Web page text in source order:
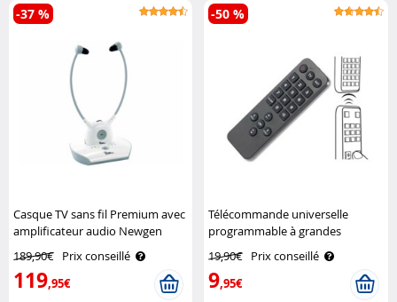
Casque TV sans fil Premium avec
amplificateur audio Newgen
189,90€ Prix conseillé
119,95€
-37 %
Télécommande universelle
programmable à grandes
touches spéciale séniors Auvisio
19,90€ Prix conseillé
9,95€
-50 %